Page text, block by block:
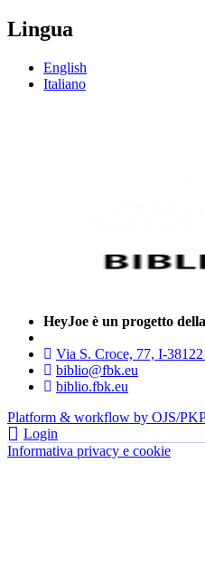
Lingua
English
Italiano
HeyJoe è un progetto
Via S. Croce, 77, I-
biblio@fbk.eu
biblio.fbk.eu
Platform & workflow by OJS/
Login
Informativa privacy e cookie